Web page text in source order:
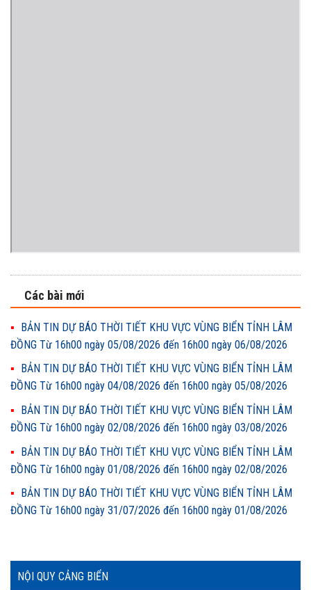
NỘI QUY CẢNG BIỂN
Các bài mới
BẢN TIN DỰ BÁO THỜI TIẾT KHU VỰC VÙNG BIỂN TỈNH LÂM
ĐỒNG Từ 16h00 ngày 05/08/2026 đến 16h00 ngày 06/08/2026
BẢN TIN DỰ BÁO THỜI TIẾT KHU VỰC VÙNG BIỂN TỈNH LÂM
ĐỒNG Từ 16h00 ngày 04/08/2026 đến 16h00 ngày 05/08/2026
BẢN TIN DỰ BÁO THỜI TIẾT KHU VỰC VÙNG BIỂN TỈNH LÂM
ĐỒNG Từ 16h00 ngày 02/08/2026 đến 16h00 ngày 03/08/2026
BẢN TIN DỰ BÁO THỜI TIẾT KHU VỰC VÙNG BIỂN TỈNH LÂM
ĐỒNG Từ 16h00 ngày 01/08/2026 đến 16h00 ngày 02/08/2026
BẢN TIN DỰ BÁO THỜI TIẾT KHU VỰC VÙNG BIỂN TỈNH LÂM
ĐỒNG Từ 16h00 ngày 31/07/2026 đến 16h00 ngày 01/08/2026